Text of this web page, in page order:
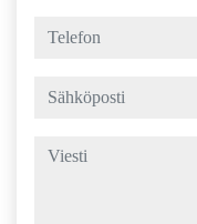
telefon
sähköposti
viesti